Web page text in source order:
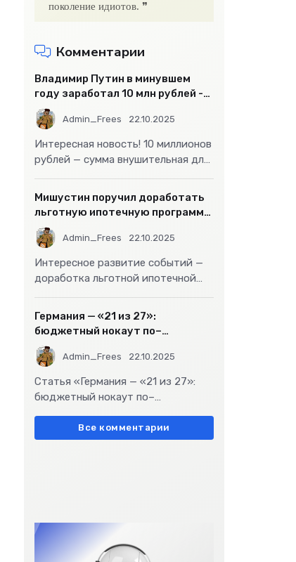
поколение идиотов. ❞
Комментарии
Владимир Путин в минувшем
году заработал 10 млн рублей -
«Бизнес»
Admin_Frees 22.10.2025
Интересная новость! 10 миллионов
рублей — сумма внушительная для
не
Мишустин поручил доработать
льготную ипотечную программу
- «Бизнес»
Admin_Frees 22.10.2025
Интересное развитие событий —
доработка льготной ипотечной
стать
Германия — «21 из 27»:
бюджетный нокаут по–
европейски
Admin_Frees 22.10.2025
Статья «Германия — «21 из 27»:
бюджетный нокаут по–
подчеркивает остроту
Все комментарии